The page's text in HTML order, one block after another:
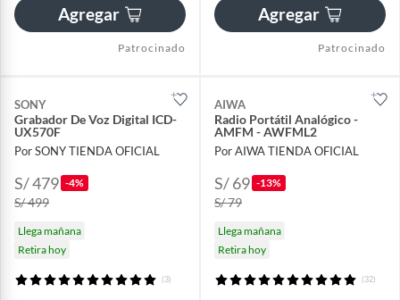
Agregar
Patrocinado
Agregar
Patrocinado
SONY
Grabador De Voz Digital ICD-
UX570F
Por SONY TIENDA OFICIAL
S/ 479 -4%
S/ 499
Llega mañana
Retira hoy
(3)
AIWA
Radio Portátil Analógico -
AMFM - AWFML2
Por AIWA TIENDA OFICIAL
S/ 69 -13%
S/ 79
Llega mañana
Retira hoy
(32)